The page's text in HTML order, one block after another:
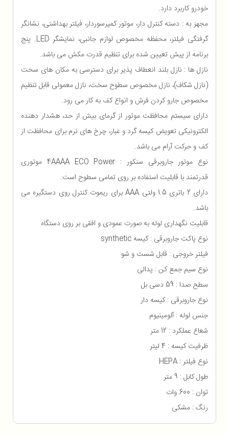
خودرو کاربرد دارد.
مجهز به : دسته کنترل دار، موتور کمپرسوردار، فیلتر بهداشتی، نشانگر
گرفتگی فیلتر، محفظه مخصوص لوازم جانبی، نمایشگر LED. پنج
برنامه از پیش تعیین شده برای تنظیم قدرت مکش می باشد.
نازل ها : نازل بلند انعطاف پذیر برای دسترسی به مکان های سخت
(نازل شکاف)، نازل مخصوص سطوح سخت، نازل معمولی قابل تنظیم
مخصوص جارو کردن فرش و انواع کف به کار می رود.
دارای سیستم محافظت موتور از گرمای بیش از حد، هشدار دهنده
الکترونیکی تعویض کیسه گرد و غبار، چرخ های نرم برای محافظت از
کف و حرکت آرام می باشد.
نوع موتور جاروبرقی سنکور : 4AAAA ECO Power موتوری
قدرتمند با قابلیت استفاده بر روی تمامی سطوح است.
دارای 2 باتری 1.5 ولتی AAA برای ریموت کنترل روی دستگیره می
باشد.
قابلیت نگهداری لوله به صورت عمودی و افقی بر روی دستگاه
نوع پاکت جاروبرقی : کیسه synthetic
فیلتر خروجی : قابل شست و شو
نوع سیم جمع کن : پدالی
سطح صدا : 59 دسی بل
نوع جاروبرقی : کیسه دار
جنس لوله : آلومینیوم
شعاع عملکرد : 12 متر
ظرفیت کیسه : 4 لیتر
نوع فیلتر : HEPA
طول کابل : 9 متر
توان : 600 وات
رنگ : مشکی